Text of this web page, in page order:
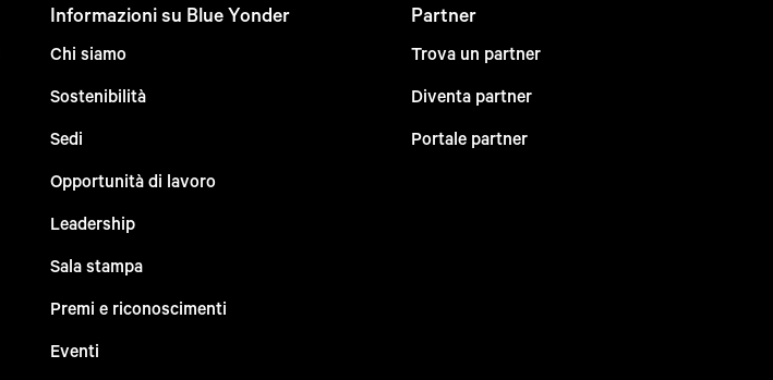
Informazioni su Blue Yonder
Chi siamo
Sostenibilità
Sedi
Opportunità di lavoro
Leadership
Sala stampa
Premi e riconoscimenti
Eventi
Partner
Trova un partner
Diventa partner
Portale partner